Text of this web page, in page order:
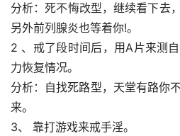
分析：死不悔改型，继续看下去
另外前列腺炎也等着你!。
2 、戒了段时间后，用A片来测
力恢复情况。
分析：自找死路型，天堂有路你
来。
3、 靠打游戏来戒手淫。